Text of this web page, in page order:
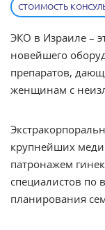
СТОИМОСТЬ
ЭКО в Израиле –
новейшего
препаратов,
женщинам с
крупнейших
патронажем
специалистов по
планирования